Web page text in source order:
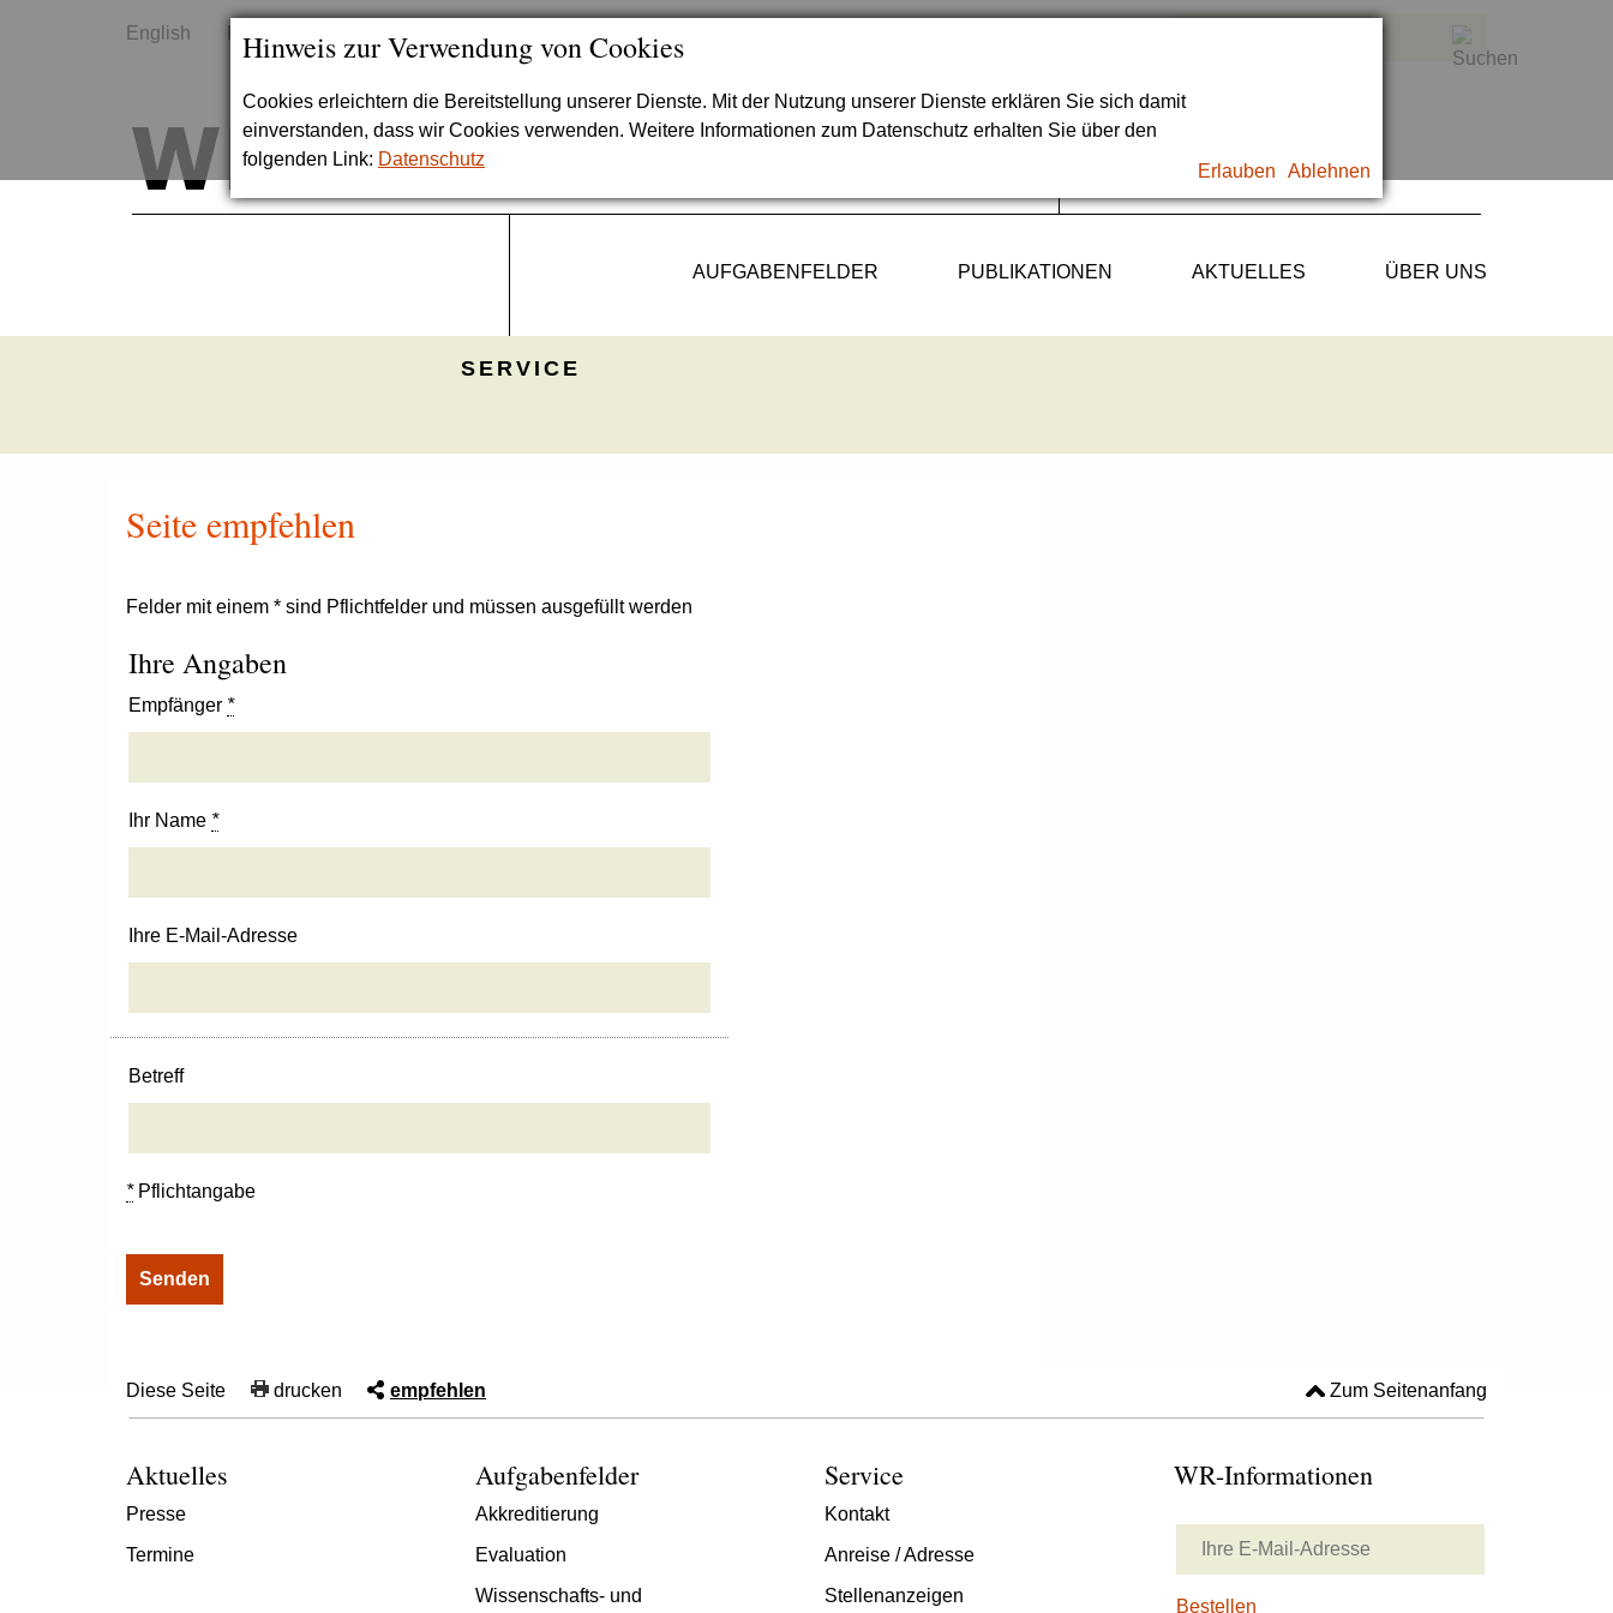
Hinweis zur Verwendung von Cookies
Cookies erleichtern die Bereitstellung unserer Dienste. Mit der Nutzung unserer Dienste erklären Sie sich damit
einverstanden, dass wir Cookies verwenden. Weitere Informationen zum Datenschutz erhalten Sie über den
folgenden Link: Datenschutz
Erlauben Ablehnen
English
AUFGABENFELDER PUBLIKATIONEN AKTUELLES ÜBER UNS
SERVICE
Seite empfehlen
Felder mit einem * sind Pflichtfelder und müssen ausgefüllt werden
Ihre Angaben
Empfänger *
Ihr Name *
Ihre E-Mail-Adresse
Betreff
*Pflichtangabe
Diese Seite drucken empfehlen Zum Seitenanfang
Aktuelles
Presse
Termine
Aufgabenfelder
Akkreditierung
Evaluation
Wissenschafts- und
Service
Kontakt
Anreise / Adresse
Stellenanzeigen
WR-Informationen